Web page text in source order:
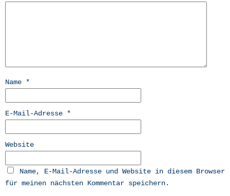
Name *
E-Mail-Adresse *
Website
Name, E-Mail-Adresse und Website in diesem Browser
für meinen nächsten Kommentar speichern.